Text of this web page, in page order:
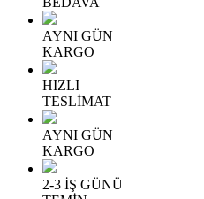
AYNI GÜN
KARGO
HIZLI
TESLİMAT
AYNI GÜN
KARGO
2-3 İŞ GÜNÜ